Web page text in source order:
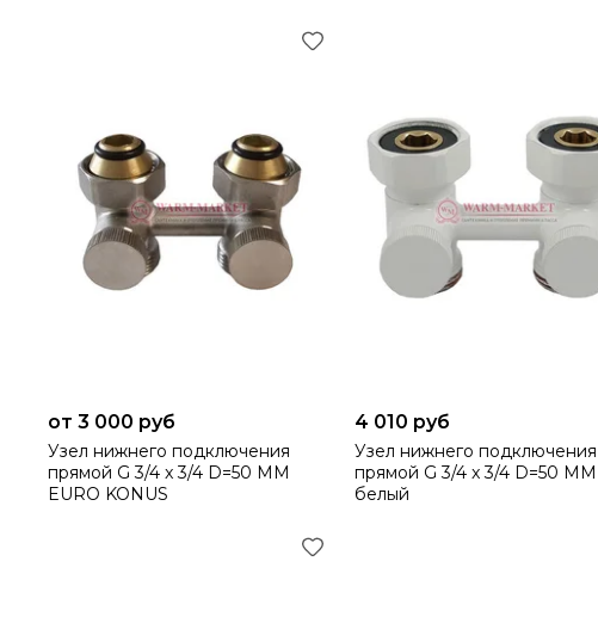
от 3 000 руб
Узел нижнего подключения
прямой G 3/4 x 3/4 D=50 MM
EURO KONUS
4 010 руб
Узел нижнего подключения
прямой G 3/4 x 3/4 D=50 MM
белый